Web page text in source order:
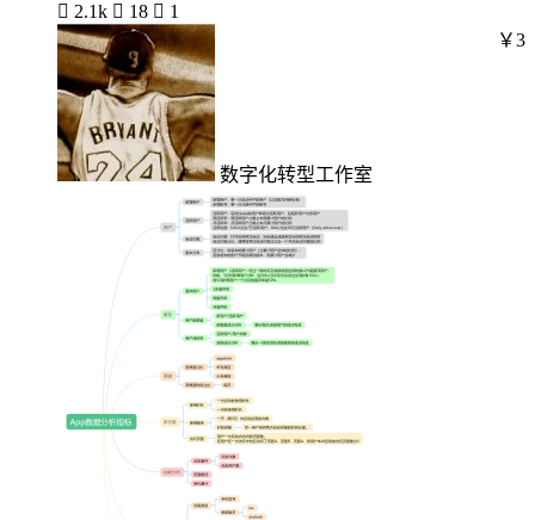
 2.1k  18  1
数字化转型工作室
￥3